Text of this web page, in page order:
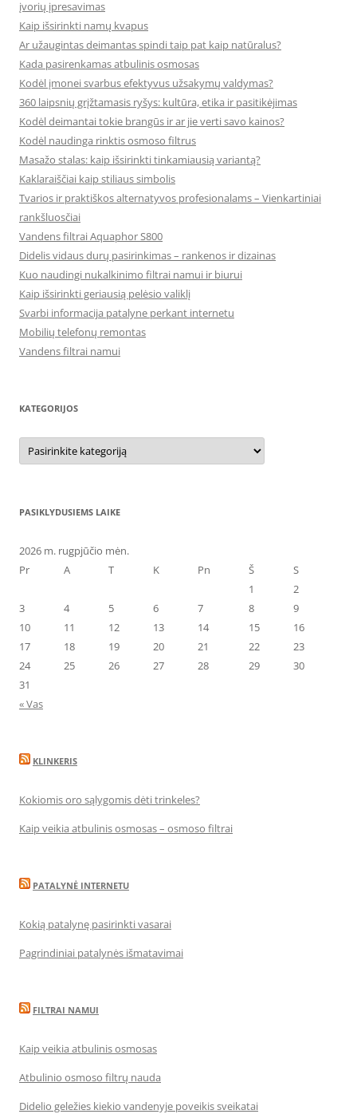
įvorių įpresavimas
Kaip išsirinkti namų kvapus
Ar užaugintas deimantas spindi taip pat kaip natūralus?
Kada pasirenkamas atbulinis osmosas
Kodėl įmonei svarbus efektyvus užsakymų valdymas?
360 laipsnių grįžtamasis ryšys: kultūra, etika ir pasitikėjimas
Kodėl deimantai tokie brangūs ir ar jie verti savo kainos?
Kodėl naudinga rinktis osmoso filtrus
Masažo stalas: kaip išsirinkti tinkamiausią variantą?
Kaklaraiščiai kaip stiliaus simbolis
Tvarios ir praktiškos alternatyvos profesionalams – Vienkartiniai
rankšluosčiai
Vandens filtrai Aquaphor S800
Didelis vidaus durų pasirinkimas – rankenos ir dizainas
Kuo naudingi nukalkinimo filtrai namui ir biurui
Kaip išsirinkti geriausią pelėsio valiklį
Svarbi informacija patalyne perkant internetu
Mobilių telefonų remontas
Vandens filtrai namui
KATEGORIJOS
Kategorijos
PASIKLYDUSIEMS LAIKE
2026 m. rugpjūčio mėn.
Pr
A T K Pn Š
S
1
2
3
4 5 6 7 8
9
10
11 12 13 14 15
16
17
18 19 20 21 22
23
24
25 26 27 28 29
30
31
« Vas
KLINKERIS
Kokiomis oro sąlygomis dėti trinkeles?
Kaip veikia atbulinis osmosas – osmoso filtrai
PATALYNĖ INTERNETU
Kokią patalynę pasirinkti vasarai
Pagrindiniai patalynės išmatavimai
FILTRAI NAMUI
Kaip veikia atbulinis osmosas
Atbulinio osmoso filtrų nauda
Didelio geležies kiekio vandenyje poveikis sveikatai